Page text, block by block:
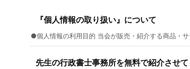
『個人情報の取り扱い』について
●個人情報の利用目的 当会が販売・紹介する商品・
先生の行政書士事務所を無料で紹介させて